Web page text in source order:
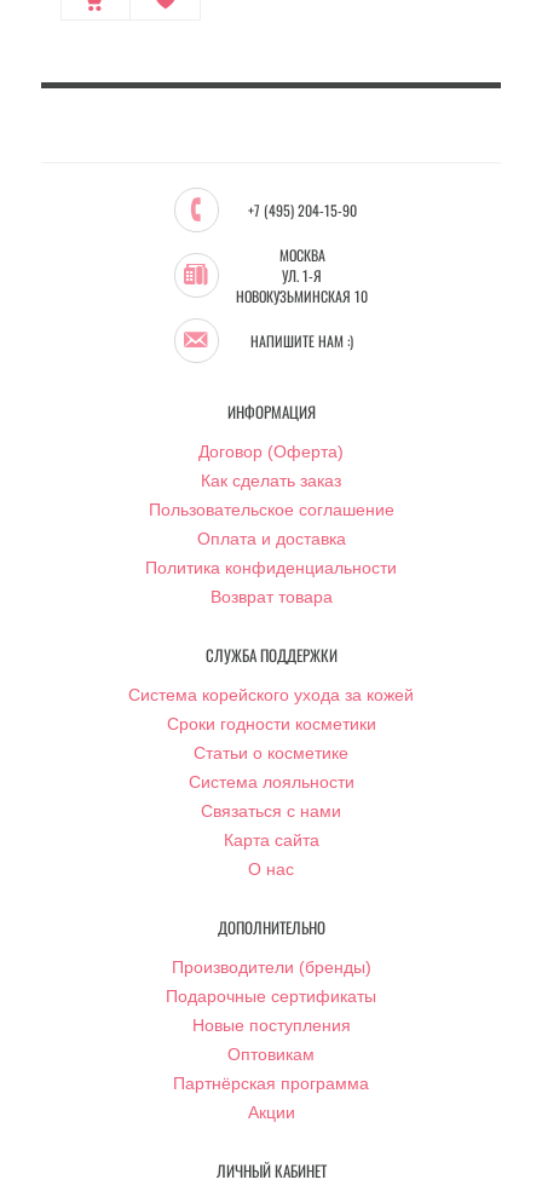
+7 (495) 204-15-90
МОСКВА
УЛ. 1-Я
НОВОКУЗЬМИНСКАЯ 10
НАПИШИТЕ НАМ :)
ИНФОРМАЦИЯ
Договор (Оферта)
Как сделать заказ
Пользовательское соглашение
Оплата и доставка
Политика конфиденциальности
Возврат товара
СЛУЖБА ПОДДЕРЖКИ
Система корейского ухода за кожей
Сроки годности косметики
Статьи о косметике
Система лояльности
Связаться с нами
Карта сайта
О нас
ДОПОЛНИТЕЛЬНО
Производители (бренды)
Подарочные сертификаты
Новые поступления
Оптовикам
Партнёрская программа
Акции
ЛИЧНЫЙ КАБИНЕТ